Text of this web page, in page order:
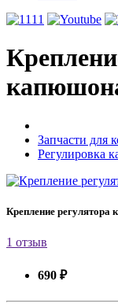
Запчасти для
Регулировка
Крепление регулятора
1 отзыв
690 ₽